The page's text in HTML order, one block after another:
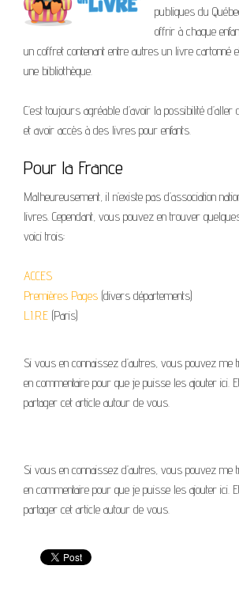
publiques du
offrir à chaque
un coffret contenant entre autres un livre cartonné
une bibliothèque.
C’est toujours agréable d’avoir la possibilité
et avoir accès à des livres pour enfants.
Pour la France
Malheureusement, il n’existe pas d’association
livres. Cependant, vous pouvez en trouver
voici trois:
ACCES
Premières Pages (divers départements)
L.I.R.E (Paris)
Si vous en connaissez d’autres, vous pouvez me
en commentaire pour que je puisse les ajouter ici.
partager cet article autour de vous.
Si vous en connaissez d’autres, vous pouvez me
en commentaire pour que je puisse les ajouter ici.
partager cet article autour de vous.